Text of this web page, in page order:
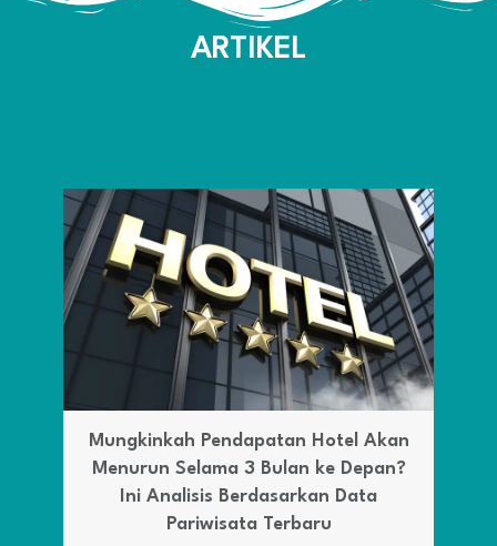
ARTIKEL
Alasan Banyak yang Lebih Banyak
Memilih Culinary Art di tahun 2026
August 6, 2026